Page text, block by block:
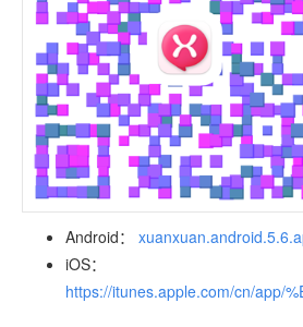
Android：
iOS：
https://itunes.apple.com/cn/app/